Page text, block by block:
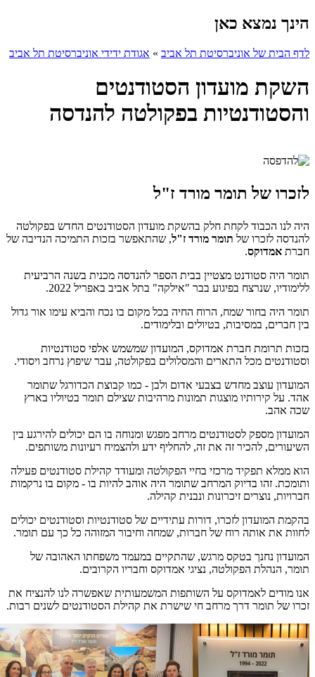
הינך נמצא כאן
לדף הבית של אוניברסיטת תל אביב » אגודת ידידי אוניברסיטת תל אביב
השקת מועדון הסטודנטים
והסטודנטיות בפקולטה להנדסה
לזכרו של תומר מורד ז"ל
היה לנו הכבוד לקחת חלק בהשקת מועדון הסטודנטים החדש בפקולטה
להנדסה לזכרו של תומר מורד ז"ל, שהתאפשר בזכות התמיכה הנדיבה של
חברת אמדוקס.
תומר היה סטודנט מצטיין בבית הספר להנדסה מכנית בשנה הרביעית
ללימודיו, שנרצח בפיגוע בבר "אילקה" בתל אביב באפריל 2022.
תומר היה בחור שמח, הרוח החיה בכל מקום בו נכח והביא עימו אור גדול
בין חברים, במסיבות, בטיולים ובלימודים.
בזכות תרומת חברת אמדוקס, המועדון שמשמש אלפי סטודנטיות
וסטודנטים מכל התארים והמסלולים בפקולטה, עבר שיפוץ נרחב ויסודי.
המועדון עוצב מחדש בצבעי אדום ולבן - כמו קבוצת הכדורגל שתומר
אהד. על קירותיו מוצגות תמונות מרהיבות שצילם תומר בטיוליו בארץ
שכה אהב.
המועדון מספק לסטודנטים מרחב מפגש ומנוחה בו הם יכולים להירגע בין
השיעורים, להכיר זה את זה, להחליף ידע ולהצמיח רעיונות משותפים.
הוא ממלא תפקיד מרכזי בחיי הפקולטה ומעודד קהילת סטודנטים פעילה
ותומכת. זהו בדיוק המרחב שתומר היה אוהב להיות בו - מקום בו נרקמות
חברויות, נוצרים זיכרונות ונבנית קהילה.
בהקמת המועדון לזכרו, דורות עתידיים של סטודנטיות וסטודנטים יכולים
לחוות את אותה רוח של חברות, שמחה וחיבור המזוהה כל כך עם תומר.
המועדון נחנך בטקס מרגש, שהתקיים במעמד משפחתו האהובה של
תומר, הנהלת הפקולטה, נציגי אמדוקס וחבריו הקרובים.
אנו מודים לאמדוקס על השותפות המשמעותית שאפשרה לנו להנציח את
זכרו של תומר דרך מרחב חי שישרת את קהילת הסטודנטים לשנים רבות.